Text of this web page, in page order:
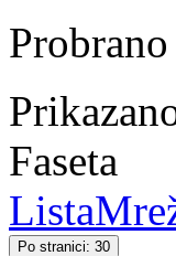
Faseta
Lista
Po stranici: 30